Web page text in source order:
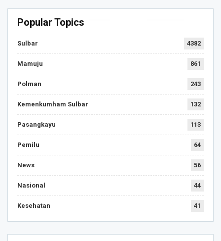
Popular Topics
Sulbar 4382
Mamuju 861
Polman 243
Kemenkumham Sulbar 132
Pasangkayu 113
Pemilu 64
News 56
Nasional 44
Kesehatan 41